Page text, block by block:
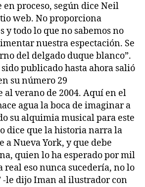
en proceso, según dice Neil
web. No proporciona
y todo lo que no sabemos no
nuestra espectación. Se
del delgado duque blanco”.
publicado hasta ahora salió
su número 29
al verano de 2004. Aquí en el
agua la boca de imaginar a
su alquimia musical para este
dice que la historia narra la
a Nueva York, y que debe
quien lo ha esperado por mil
real eso nunca sucedería, no lo
-le dijo Iman al ilustrador con